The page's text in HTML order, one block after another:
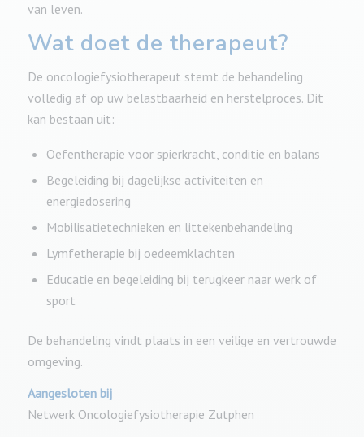
van leven.
Wat doet de therapeut?
De oncologiefysiotherapeut stemt de behandeling
volledig af op uw belastbaarheid en herstelproces. Dit
kan bestaan uit:
Oefentherapie voor spierkracht, conditie en balans
Begeleiding bij dagelijkse activiteiten en
energiedosering
Mobilisatietechnieken en littekenbehandeling
Lymfetherapie bij oedeemklachten
Educatie en begeleiding bij terugkeer naar werk of
sport
De behandeling vindt plaats in een veilige en vertrouwde
omgeving.
Aangesloten bij
Netwerk Oncologiefysiotherapie Zutphen